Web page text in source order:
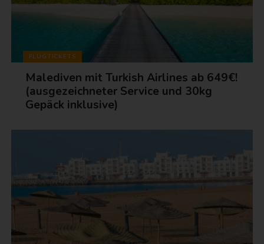
FLUGTICKETS
Malediven mit Turkish Airlines ab 649€!
(ausgezeichneter Service und 30kg
Gepäck inklusive)